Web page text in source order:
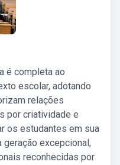
é completa ao
escolar, adotando
relações
por criatividade e
os estudantes em sua
geração excepcional,
reconhecidas por